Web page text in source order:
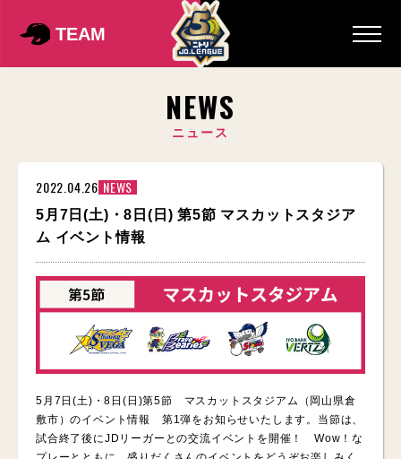
TEAM
NEWS
ニュース
2022.04.26 NEWS
5月7日(土)・8日(日) 第5節 マスカットスタジア
ム イベント情報
5月7日(土)・8日(日)第5節 マスカットスタジアム（岡山県倉
敷市）のイベント情報 第1弾をお知らせいたします。当節は、
試合終了後にJDリーガーとの交流イベントを開催！ Wow！な